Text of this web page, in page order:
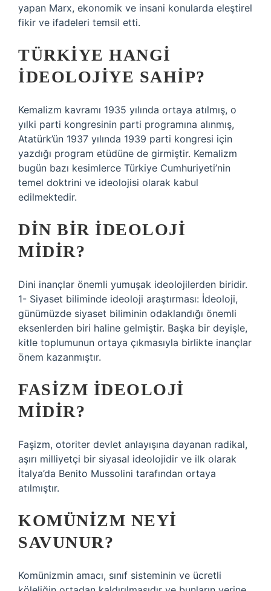
yapan Marx, ekonomik ve insani konularda eleştirel
fikir ve ifadeleri temsil etti.
TÜRKIYE HANGI
IDEOLOJIYE SAHIP?
Kemalizm kavramı 1935 yılında ortaya atılmış, o
yılki parti kongresinin parti programına alınmış,
Atatürk’ün 1937 yılında 1939 parti kongresi için
yazdığı program etüdüne de girmiştir. Kemalizm
bugün bazı kesimlerce Türkiye Cumhuriyeti’nin
temel doktrini ve ideolojisi olarak kabul
edilmektedir.
DIN BIR IDEOLOJI
MIDIR?
Dini inançlar önemli yumuşak ideolojilerden biridir.
1- Siyaset biliminde ideoloji araştırması: İdeoloji,
günümüzde siyaset biliminin odaklandığı önemli
eksenlerden biri haline gelmiştir. Başka bir deyişle,
kitle toplumunun ortaya çıkmasıyla birlikte inançlar
önem kazanmıştır.
FASIZM IDEOLOJI
MIDIR?
Faşizm, otoriter devlet anlayışına dayanan radikal,
aşırı milliyetçi bir siyasal ideolojidir ve ilk olarak
İtalya’da Benito Mussolini tarafından ortaya
atılmıştır.
KOMÜNIZM NEYI
SAVUNUR?
Komünizmin amacı, sınıf sisteminin ve ücretli